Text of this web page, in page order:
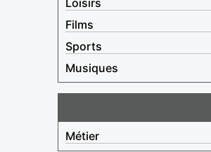
Films
Sports
Musiques
Métier